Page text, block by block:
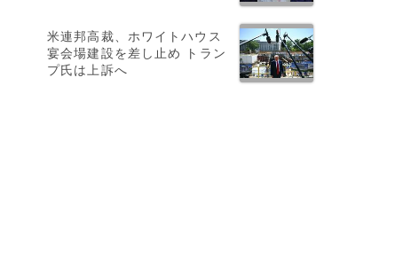
米連邦高裁、ホワイトハウス
宴会場建設を差し止め トラン
プ氏は上訴へ